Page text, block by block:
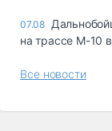
07.08
на трассе М-10
Все новости